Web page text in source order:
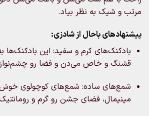
مرتب و شیک به نظر بیاد.
پیشنهادهای باحال از شادزی:
بادکنک‌های کرم و سفید: این
قشنگ و خاص می‌دن و فضا رو
شمع‌های ساده: شمع‌های کوچولوی
مینیمال، فضای جشن رو گرم و